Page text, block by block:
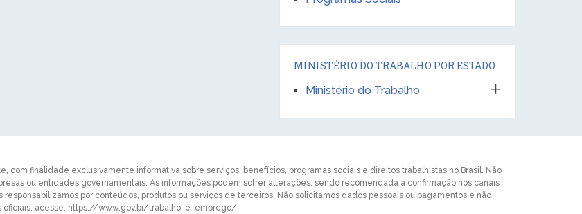
MINISTÉRIO DO TRABALHO POR ESTADO
Ministério do Trabalho
com finalidade exclusivamente informativa sobre serviços, benefícios, programas sociais e direitos trabalhistas no Brasil. Não
ou entidades governamentais. As informações podem sofrer alterações, sendo recomendada a confirmação nos canais
por conteúdos, produtos ou serviços de terceiros. Não solicitamos dados pessoais ou pagamentos e não
oficiais, acesse: https://www.gov.br/trabalho-e-emprego/